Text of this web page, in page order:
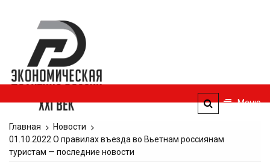
содержимому
век
Меню
Главная
Новости
01.10.2022 О правилах въезда во Вьетнам россиянам
туристам — последние новости